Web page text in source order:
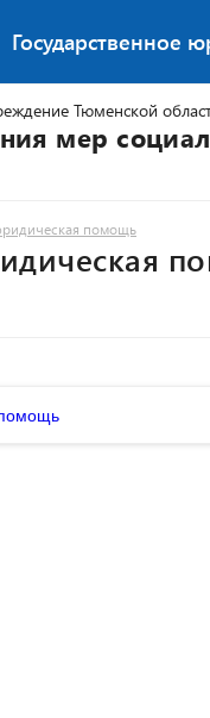
Государственное
Тюменской
мер
помощь